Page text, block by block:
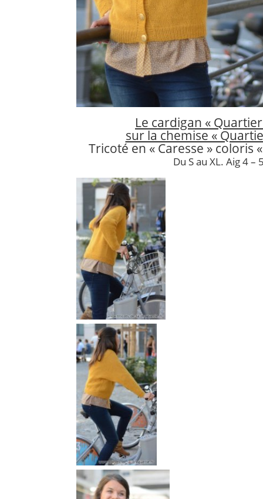
Le cardigan «
sur la chemise «
Tricoté en « Caresse » coloris
Du S au XL. Aig 4 –